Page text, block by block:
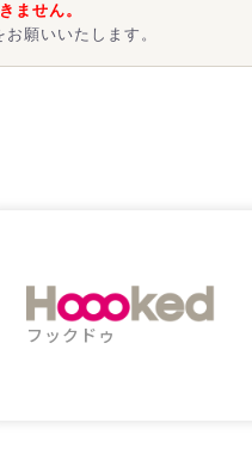
ません。
願いいたします。
フックドゥ